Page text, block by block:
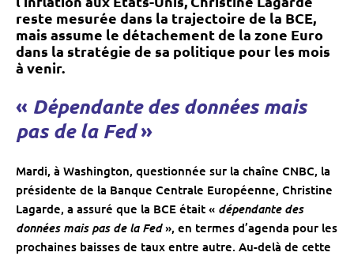
reste mesurée dans la trajectoire de la BCE,
mais assume le détachement de la zone Euro
dans la stratégie de sa politique pour les mois
à venir.
« Dépendante des données mais
pas de la Fed»
Mardi, à Washington, questionnée sur la chaîne CNBC, la
présidente de la Banque Centrale Européenne, Christine
Lagarde, a assuré que la BCE était « dépendante des
données mais pas de la Fed», en termes d’agenda pour les
prochaines baisses de taux entre autre. Au-delà de cette